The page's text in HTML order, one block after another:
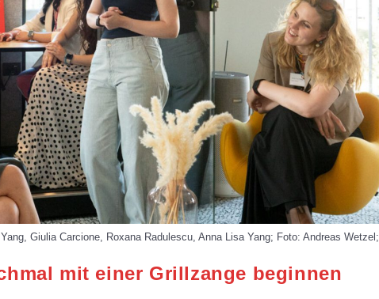
Giulia Carcione, Roxana Radulescu, Anna Lisa Yang; Foto: Andreas Wetzel;
mit einer Grillzange beginnen